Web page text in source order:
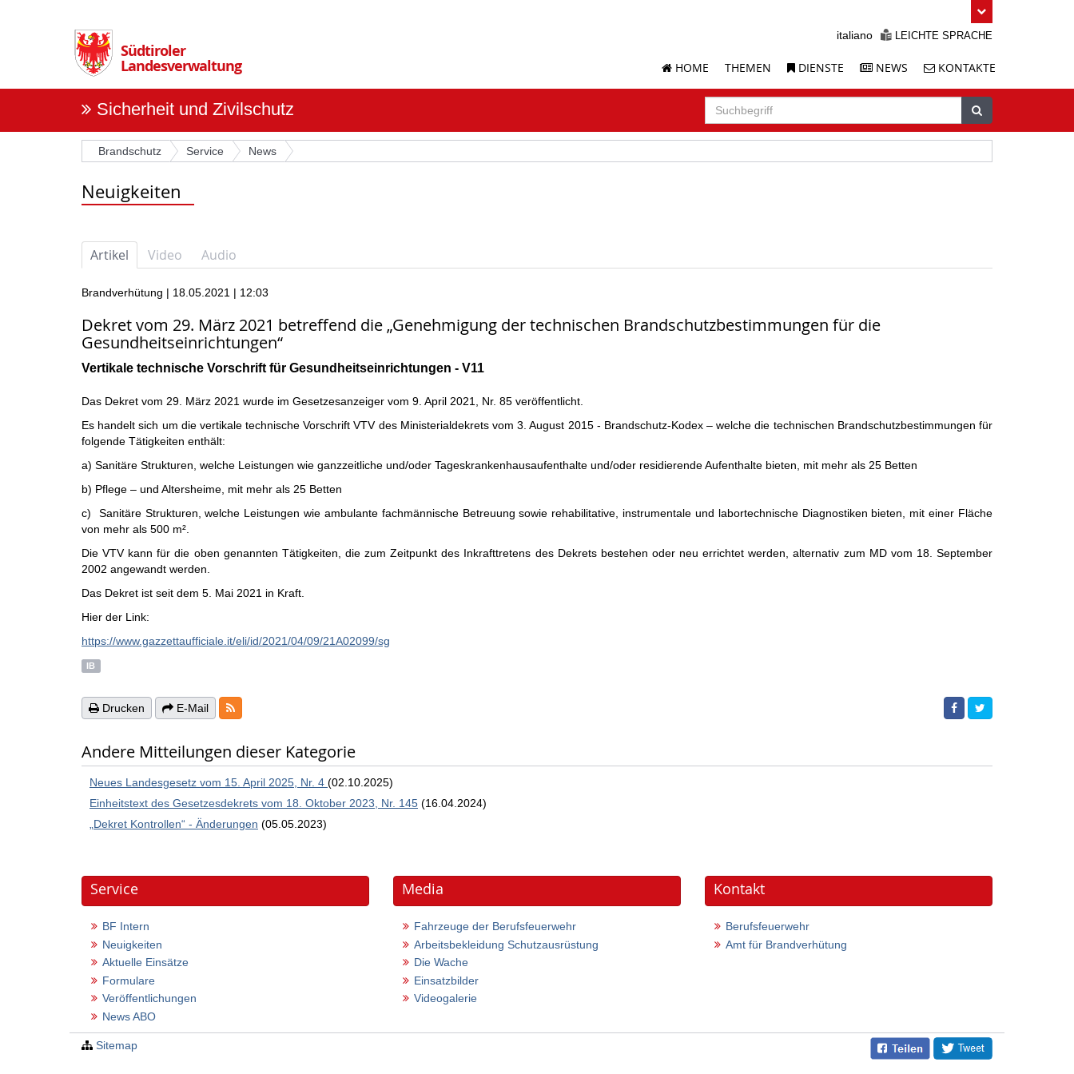
italiano LEICHTE SPRACHE
Südtiroler
Landesverwaltung HOME THEMEN DIENSTE NEWS KONTAKTE
Sicherheit und Zivilschutz Suche
Suchbegriff Suchen
Brandschutz Service News
Neuigkeiten
Artikel Video Audio
Brandverhütung | 18.05.2021 | 12:03
Dekret vom 29. März 2021 betreffend die „Genehmigung der technischen Brandschutzbestimmungen für die
Gesundheitseinrichtungen“
Vertikale technische Vorschrift für Gesundheitseinrichtungen - V11
Das Dekret vom 29. März 2021 wurde im Gesetzesanzeiger vom 9. April 2021, Nr. 85 veröffentlicht.
Es handelt sich um die vertikale technische Vorschrift VTV des Ministerialdekrets vom 3. August 2015 - Brandschutz-Kodex – welche die technischen Brandschutzbestimmungen für
folgende Tätigkeiten enthält:
a) Sanitäre Strukturen, welche Leistungen wie ganzzeitliche und/oder Tageskrankenhausaufenthalte und/oder residierende Aufenthalte bieten, mit mehr als 25 Betten
b) Pflege – und Altersheime, mit mehr als 25 Betten
c) Sanitäre Strukturen, welche Leistungen wie ambulante fachmännische Betreuung sowie rehabilitative, instrumentale und labortechnische Diagnostiken bieten, mit einer Fläche
von mehr als 500 m².
Die VTV kann für die oben genannten Tätigkeiten, die zum Zeitpunkt des Inkrafttretens des Dekrets bestehen oder neu errichtet werden, alternativ zum MD vom 18. September
2002 angewandt werden.
Das Dekret ist seit dem 5. Mai 2021 in Kraft.
Hier der Link:
https://www.gazzettaufficiale.it/eli/id/2021/04/09/21A02099/sg
IB
Drucken E-Mail RSS-Feeds
Andere Mitteilungen dieser Kategorie
Neues Landesgesetz vom 15. April 2025, Nr. 4 (02.10.2025)
Einheitstext des Gesetzesdekrets vom 18. Oktober 2023, Nr. 145 (16.04.2024)
„Dekret Kontrollen“ - Änderungen (05.05.2023)
Service
BF Intern
Neuigkeiten
Aktuelle Einsätze
Formulare
Veröffentlichungen
News ABO
Media
Fahrzeuge der Berufsfeuerwehr
Arbeitsbekleidung Schutzausrüstung
Die Wache
Einsatzbilder
Videogalerie
Kontakt
Berufsfeuerwehr
Amt für Brandverhütung
Sitemap